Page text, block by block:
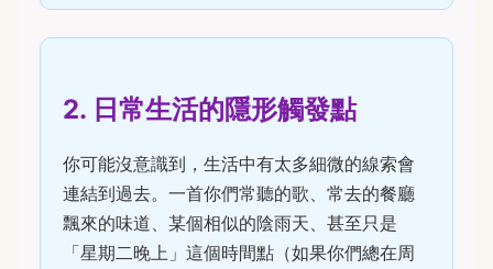
2. 日常生活的隱形觸發點
你可能沒意識到，生活中有太多細微的線索會
連結到過去。一首你們常聽的歌、常去的餐廳
飄來的味道、某個相似的陰雨天、甚至只是
「星期二晚上」這個時間點（如果你們總在周